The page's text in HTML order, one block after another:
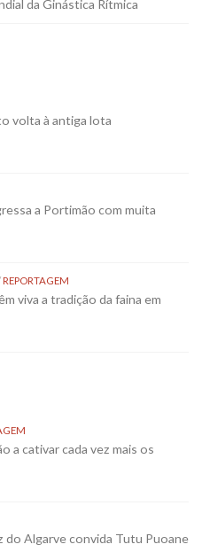
da Ginástica Rítmica
volta à antiga lota
a Portimão com muita
REPORTAGEM
viva a tradição da faina em
a cativar cada vez mais os
do Algarve convida Tutu Puoane